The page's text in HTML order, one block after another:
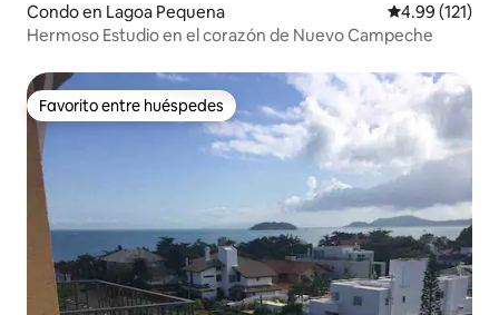
Condo en Lagoa Pequena Calificación
4.99 (121)
Hermoso Estudio en el corazón de Nuevo Campeche
Favorito entre huéspedes
Favorito entre huéspedes